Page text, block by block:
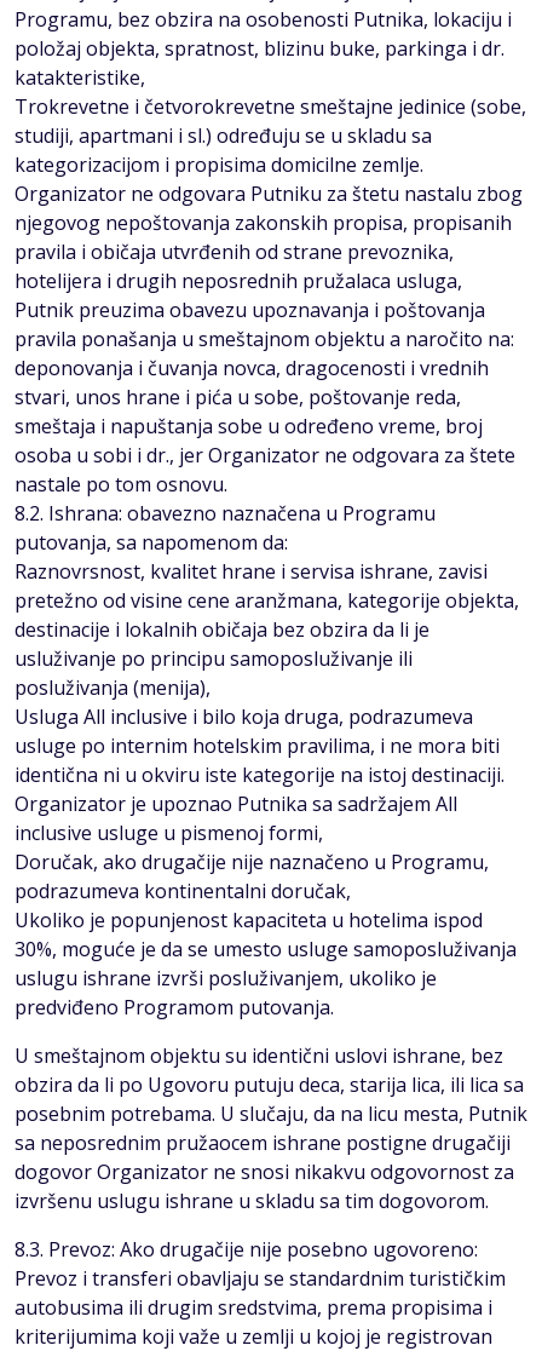
Programu, bez obzira na osobenosti Putnika, lokaciju i
položaj objekta, spratnost, blizinu buke, parkinga i dr.
katakteristike,
Trokrevetne i četvorokrevetne smeštajne jedinice (sobe,
studiji, apartmani i sl.) određuju se u skladu sa
kategorizacijom i propisima domicilne zemlje.
Organizator ne odgovara Putniku za štetu nastalu zbog
njegovog nepoštovanja zakonskih propisa, propisanih
pravila i običaja utvrđenih od strane prevoznika,
hotelijera i drugih neposrednih pružalaca usluga,
Putnik preuzima obavezu upoznavanja i poštovanja
pravila ponašanja u smeštajnom objektu a naročito na:
deponovanja i čuvanja novca, dragocenosti i vrednih
stvari, unos hrane i pića u sobe, poštovanje reda,
smeštaja i napuštanja sobe u određeno vreme, broj
osoba u sobi i dr., jer Organizator ne odgovara za štete
nastale po tom osnovu.
8.2. Ishrana: obavezno naznačena u Programu
putovanja, sa napomenom da:
Raznovrsnost, kvalitet hrane i servisa ishrane, zavisi
pretežno od visine cene aranžmana, kategorije objekta,
destinacije i lokalnih običaja bez obzira da li je
usluživanje po principu samoposluživanje ili
posluživanja (menija),
Usluga All inclusive i bilo koja druga, podrazumeva
usluge po internim hotelskim pravilima, i ne mora biti
identična ni u okviru iste kategorije na istoj destinaciji.
Organizator je upoznao Putnika sa sadržajem All
inclusive usluge u pismenoj formi,
Doručak, ako drugačije nije naznačeno u Programu,
podrazumeva kontinentalni doručak,
Ukoliko je popunjenost kapaciteta u hotelima ispod
30%, moguće je da se umesto usluge samoposluživanja
uslugu ishrane izvrši posluživanjem, ukoliko je
predviđeno Programom putovanja.
U smeštajnom objektu su identični uslovi ishrane, bez
obzira da li po Ugovoru putuju deca, starija lica, ili lica sa
posebnim potrebama. U slučaju, da na licu mesta, Putnik
sa neposrednim pružaocem ishrane postigne drugačiji
dogovor Organizator ne snosi nikakvu odgovornost za
izvršenu uslugu ishrane u skladu sa tim dogovorom.
8.3. Prevoz: Ako drugačije nije posebno ugovoreno:
Prevoz i transferi obavljaju se standardnim turističkim
autobusima ili drugim sredstvima, prema propisima i
kriterijumima koji važe u zemlji u kojoj je registrovan